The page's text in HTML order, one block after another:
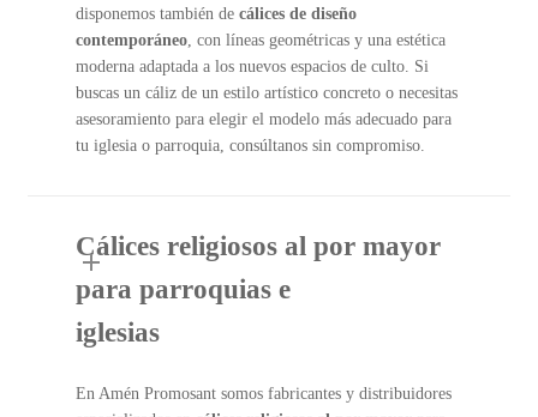
disponemos también de cálices de diseño
contemporáneo , con líneas geométricas y una estética
moderna adaptada a los nuevos espacios de culto. Si
buscas un cáliz de un estilo artístico concreto o necesitas
asesoramiento para elegir el modelo más adecuado para
tu iglesia o parroquia, consúltanos sin compromiso.
Cálices religiosos al por mayor
para parroquias e
iglesias
En Amén Promosant somos fabricantes y distribuidores